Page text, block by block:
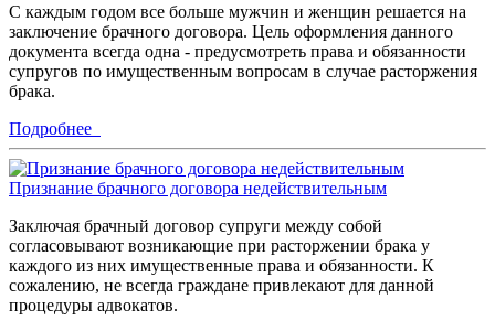
С каждым годом все больше мужчин и женщин решается на
заключение брачного договора. Цель оформления данного
документа всегда одна - предусмотреть права и обязанности
супругов по имущественным вопросам в случае расторжения
брака.
Подробнее
Признание брачного договора недействительным
Заключая брачный договор супруги между собой
согласовывают возникающие при расторжении брака у
каждого из них имущественные права и обязанности. К
сожалению, не всегда граждане привлекают для данной
процедуры адвокатов.